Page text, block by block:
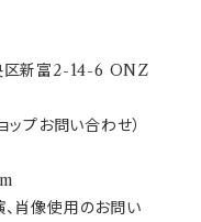
区新富2-14-6 ONZ
プお問い合わせ）
、肖像使用のお問い